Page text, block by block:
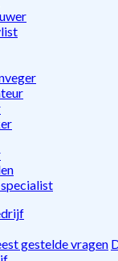
gestelde vragen